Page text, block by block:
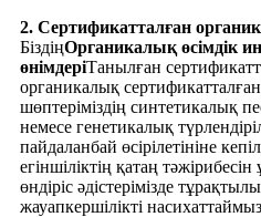
2. Сертификатталған
БіздіңОрганикалық өсімдік
өнімдеріТанылған
органикалық
шөптеріміздің синтетикалық
немесе генетикалық
пайдаланбай өсірілетініне
егіншіліктің қатаң
өндіріс әдістерімізде
жауапкершілікті